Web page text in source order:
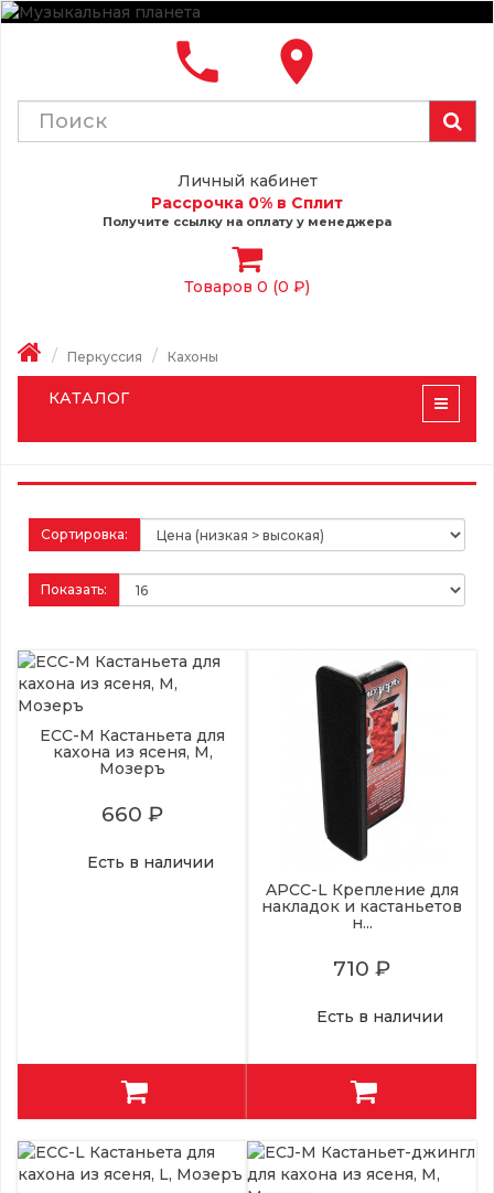
local_phone place
Личный кабинет
Рассрочка 0% в Сплит
Получите ссылку на оплату у менеджера
Товаров 0 (0 ₽)
Перкуссия Кахоны
КАТАЛОГ
Сортировка:
Показать:
ECC-M Кастаньета для
кахона из ясеня, M,
Мозеръ
660 ₽
Есть в наличии
APCC-L Крепление для
накладок и кастаньетов
н...
710 ₽
Есть в наличии